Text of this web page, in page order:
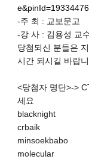
-주 최 : 교보문고
-강 사 : 김용성 교
당첨되신 분들은
시간 되시길 바랍니
<당첨자 명단>->
세요
blacknight
crbaik
minsoekbabo
molecular